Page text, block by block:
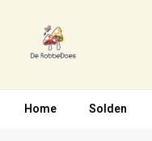
Home Solden